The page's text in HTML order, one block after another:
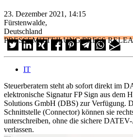
23. Dezember 2021, 14:15
Fürstenwalde,
Deutschland
PRESSEMITTEILUNG/PRESS
IT
Steuerberatern steht ab sofort direkt im
elektronische Signatur FP Sign aus dem
Solutions GmbH (DBS) zur Verfügung.
Schnittstelle (Connector) können sie
unterschreiben, ohne die sichere
verlassen.